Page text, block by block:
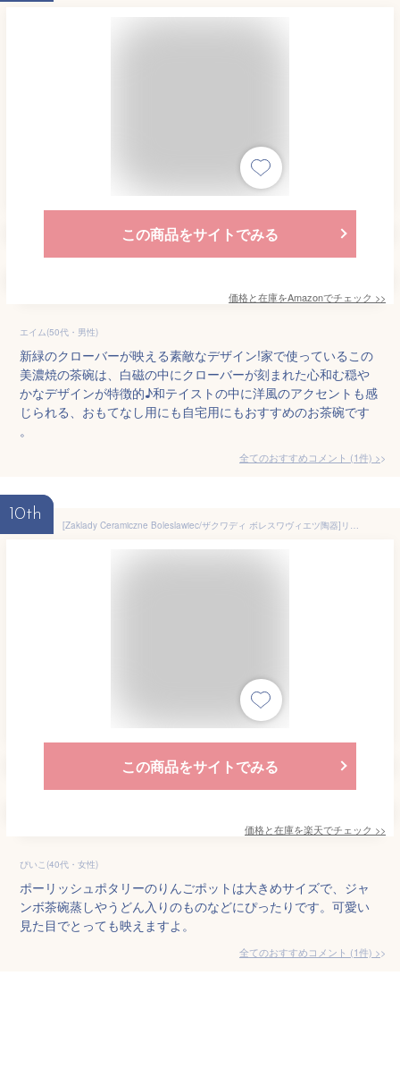
この商品をサイトでみる
価格と在庫をAmazonでチェック >>
エイム(50代・男性)
新緑のクローバーが映える素敵なデザイン!家で使っているこの
美濃焼の茶碗は、白磁の中にクローバーが刻まれた心和む穏や
かなデザインが特徴的♪和テイストの中に洋風のアクセントも感
じられる、おもてなし用にも自宅用にもおすすめのお茶碗です
。
全てのおすすめコメント (1件) >
10th
[Zaklady Ceramiczne Boleslawiec/ザクワディ ボレスワヴィエツ陶器]リンゴのポット12.5cm-1168 ポーリッシュポタリー ポーランド陶器
この商品をサイトでみる
価格と在庫を楽天でチェック >>
ぴいこ(40代・女性)
ポーリッシュポタリーのりんごポットは大きめサイズで、ジャ
ンボ茶碗蒸しやうどん入りのものなどにぴったりです。可愛い
見た目でとっても映えますよ。
全てのおすすめコメント (1件) >